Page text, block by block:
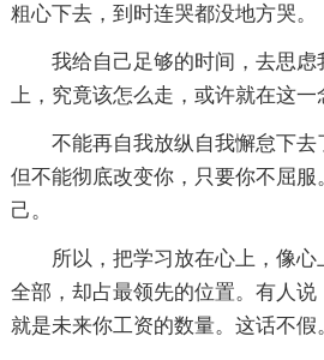
粗心下去，到时连哭都没地方哭。
我给自己足够的时间，去思
上，究竟该怎么走，或许就在这一
不能再自我放纵自我懈怠下去
但不能彻底改变你，只要你不屈服
己。
所以，把学习放在心上，像
全部，却占最领先的位置。有人说
就是未来你工资的数量。这话不假